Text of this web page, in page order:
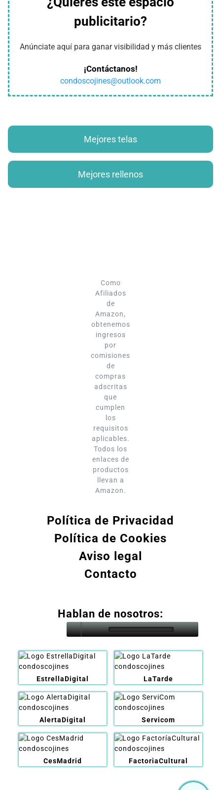
publicitario?
Anúnciate aquí para ganar visibilidad y más clientes
¡Contáctanos!
condoscojines@outlook.com
Mejores telas
Mejores rellenos
Como
Afiliados
de
Amazon,
obtenemos
ingresos
por
comisiones
de
compras
adscritas
que
cumplen
los
requisitos
aplicables.
Todos los
enlaces de
productos
llevan a
Amazon.
Política de Privacidad
Política de Cookies
Aviso legal
Contacto
Hablan de nosotros:
EstrellaDigital LaTarde
AlertaDigital Servicom
CesMadrid FactoriaCultural